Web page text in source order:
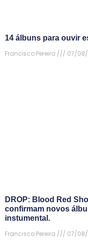
14 álbuns para ouvir
Francisco Pereira
07/
DROP: Blood Red
confirmam novos
instumental.
Francisco Pereira
07/